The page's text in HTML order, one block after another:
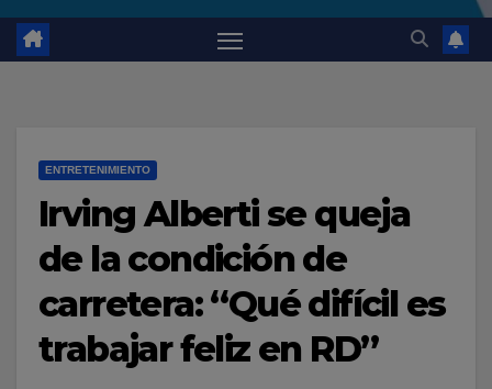
ENTRETENIMIENTO
Irving Alberti se queja
de la condición de
carretera: “Qué difícil es
trabajar feliz en RD”